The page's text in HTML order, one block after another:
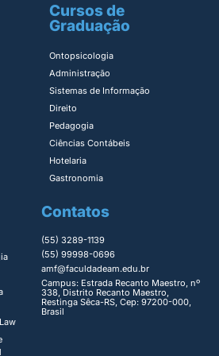
Cursos de
Graduação
Ontopsicologia ​
Administração​
Sistemas de Informação​
Direito​
Pedagogia
Ciências Contábeis
Hotelaria
Gastronomia
Contatos
(55) 3289-1139
(55) 99998-0696
amf@faculdadeam.edu.br
Campus: Estrada Recanto Maestro, nº
338, Distrito Recanto Maestro,
Restinga Sêca-RS, Cep: 97200-000,
Brasil